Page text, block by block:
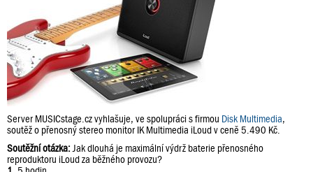
Server MUSICstage.cz vyhlašuje, ve spolupráci s firmou Disk Multimedia,
soutěž o přenosný stereo monitor IK Multimedia iLoud v ceně 5.490 Kč.
Soutěžní otázka: Jak dlouhá je maximální výdrž baterie přenosného
reproduktoru iLoud za běžného provozu?